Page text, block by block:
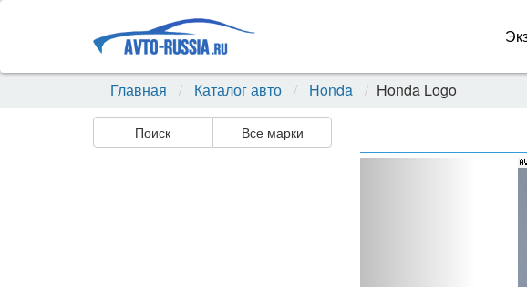
Главная Каталог авто Honda Honda Logo
Поиск Все марки